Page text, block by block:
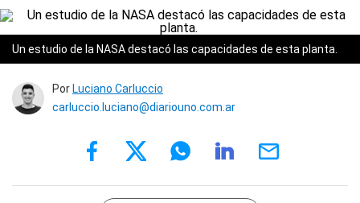
Un estudio de la NASA destacó las capacidades de esta planta.
Por Luciano Carluccio
carluccio.luciano@diariouno.com.ar